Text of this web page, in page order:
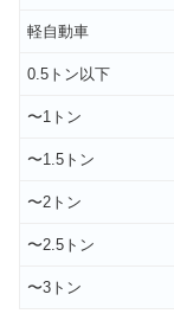
軽自動車
0.5トン以下
〜1トン
〜1.5トン
〜2トン
〜2.5トン
〜3トン